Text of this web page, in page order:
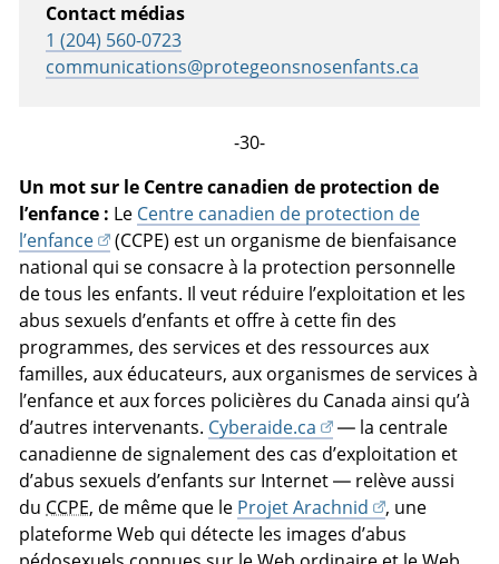
Contact médias
1 (204) 560-0723
communications@protegeonsnosenfants.ca
-30-
Un mot sur le Centre canadien de protection de
l’enfance : Le Centre canadien de protection de
l’enfance
(CCPE) est un organisme de bienfaisance
national qui se consacre à la protection personnelle
de tous les enfants. Il veut réduire l’exploitation et les
abus sexuels d’enfants et offre à cette fin des
programmes, des services et des ressources aux
familles, aux éducateurs, aux organismes de services à
l’enfance et aux forces policières du Canada ainsi qu’à
d’autres intervenants. Cyberaide.ca
— la centrale
canadienne de signalement des cas d’exploitation et
d’abus sexuels d’enfants sur Internet — relève aussi
du CCPE, de même que le Projet Arachnid
, une
plateforme Web qui détecte les images d’abus